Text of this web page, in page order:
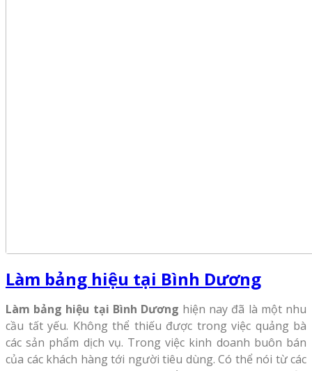
Làm bảng hiệu tại Bình Dương
Làm bảng hiệu tại Bình Dương hiện nay đã là một nhu
cầu tất yếu. Không thể thiếu được trong việc quảng bà
các sản phẩm dịch vụ. Trong việc kinh doanh buôn bán
của các khách hàng tới người tiêu dùng. Có thể nói từ các